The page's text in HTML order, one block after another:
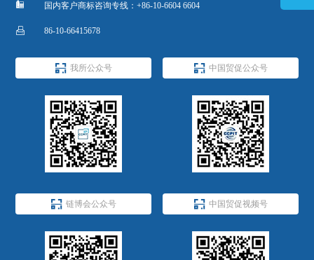
 国内客户商标咨询专线：+86-10-6604 6604
 86-10-66415678
 我所公众号  中国贸促公众号
 链博会公众号  中国贸促视频号